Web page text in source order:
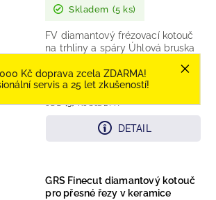
Kč doprava zcela ZDARMA!
servis a 25 let zkušeností!
Skladem (5 ks)
od 2 457 Kč bez DPH
od 2 973 Kč
DETAIL
FV diamantový frézovací kotouč
na trhliny a spáry Úhlová bruska
diamantový segment Provedení:
Frézovací kotouč Doporučené...
GRS Finecut diamantový kotouč
pro přesné řezy v keramice